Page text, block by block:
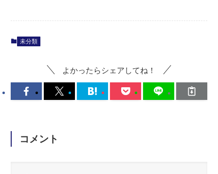
未分類
よかったらシェアしてね！
コメント